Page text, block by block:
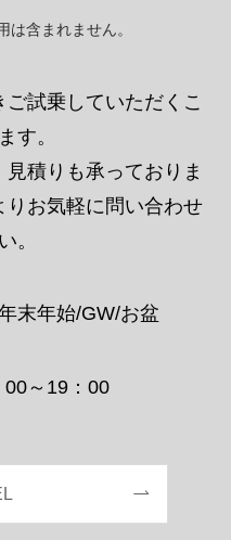
は含まれません。
試乗していただくこ
す。
積りも承っておりま
お気軽に問い合わせ
。
末年始/GW/お盆
～19：00